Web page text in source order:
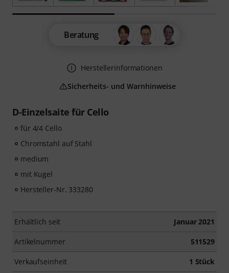
D-Einzelsaite für Cello
für 4/4 Cello
Chromstahl auf Stahl
medium
mit Kugel
Hersteller-Nr. 333280
Erhältlich seit Januar 2021
Artikelnummer 511529
Verkaufseinheit 1 Stück
Beratung
Herstellerinformationen
Sicherheits- und Warnhinweise